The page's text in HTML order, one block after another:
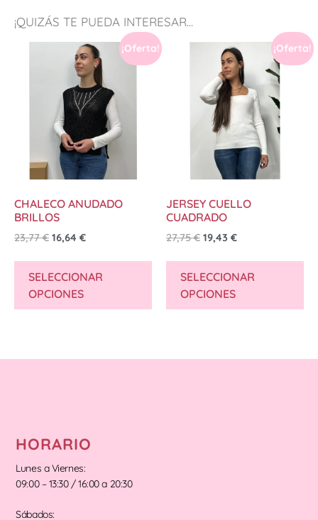
¡QUIZÁS TE PUEDA INTERESAR...
¡Oferta!
CHALECO ANUDADO
BRILLOS
23,77€ 16,64 €
SELECCIONAR
OPCIONES
¡Oferta!
JERSEY CUELLO
CUADRADO
27,75€ 19,43 €
SELECCIONAR
OPCIONES
HORARIO
Lunes a Viernes:
09:00 – 13:30 / 16:00 a 20:30
Sábados: